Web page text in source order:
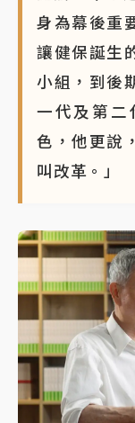
身為幕後重
讓健保誕生
小組，到後
一代及第二
色，他更說
叫改革。」